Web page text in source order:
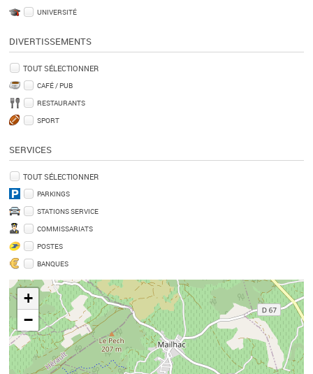
UNIVERSITÉ
DIVERTISSEMENTS
TOUT SÉLECTIONNER
CAFÉ / PUB
RESTAURANTS
SPORT
SERVICES
TOUT SÉLECTIONNER
PARKINGS
STATIONS SERVICE
COMMISSARIATS
POSTES
BANQUES
+
−